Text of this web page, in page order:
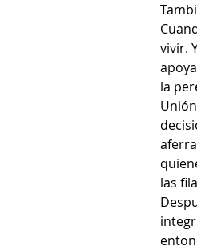
vivir.
la
las